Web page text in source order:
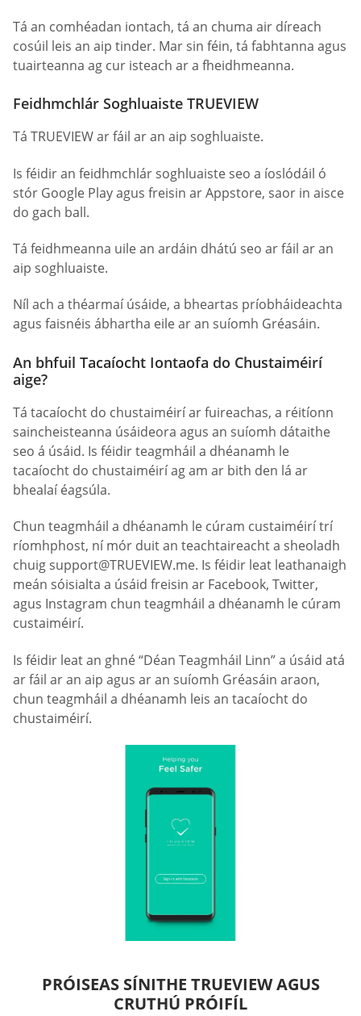
Tá an comhéadan iontach, tá an chuma air díreach
cosúil leis an aip tinder. Mar sin féin, tá fabhtanna agus
tuairteanna ag cur isteach ar a fheidhmeanna.
Feidhmchlár Soghluaiste TRUEVIEW
Tá TRUEVIEW ar fáil ar an aip soghluaiste.
Is féidir an feidhmchlár soghluaiste seo a íoslódáil ó
stór Google Play agus freisin ar Appstore, saor in aisce
do gach ball.
Tá feidhmeanna uile an ardáin dhátú seo ar fáil ar an
aip soghluaiste.
Níl ach a théarmaí úsáide, a bheartas príobháideachta
agus faisnéis ábhartha eile ar an suíomh Gréasáin.
An bhfuil Tacaíocht Iontaofa do Chustaiméirí
aige?
Tá tacaíocht do chustaiméirí ar fuireachas, a réitíonn
saincheisteanna úsáideora agus an suíomh dátaithe
seo á úsáid. Is féidir teagmháil a dhéanamh le
tacaíocht do chustaiméirí ag am ar bith den lá ar
bhealaí éagsúla.
Chun teagmháil a dhéanamh le cúram custaiméirí trí
ríomhphost, ní mór duit an teachtaireacht a sheoladh
chuig support@TRUEVIEW.me. Is féidir leat leathanaigh
meán sóisialta a úsáid freisin ar Facebook, Twitter,
agus Instagram chun teagmháil a dhéanamh le cúram
custaiméirí.
Is féidir leat an ghné “Déan Teagmháil Linn” a úsáid atá
ar fáil ar an aip agus ar an suíomh Gréasáin araon,
chun teagmháil a dhéanamh leis an tacaíocht do
chustaiméirí.
PRÓISEAS SÍNITHE TRUEVIEW AGUS
CRUTHÚ PRÓIFÍL